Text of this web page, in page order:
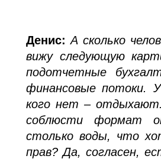
Денис: А сколько
вижу следующую
подотчетные
финансовые потоки.
кого нет –
соблюсти формат
столько воды, что
прав? Да, согласен,